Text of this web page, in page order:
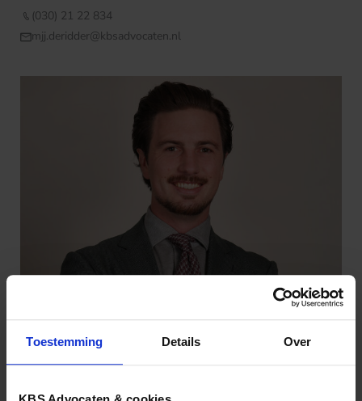
Toestemming Details Over
(030) 21 22 834
mjj.deridder@kbsadvocaten.nl